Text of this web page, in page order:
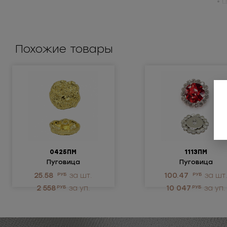
Похожие товары
0425ПМ
Пуговица
металлическая
25.58 РУБ за шт.
2 558 РУБ за уп.
1113ПМ
Пуговица
металлическая
100.47 РУБ за шт.
10 047 РУБ за уп.